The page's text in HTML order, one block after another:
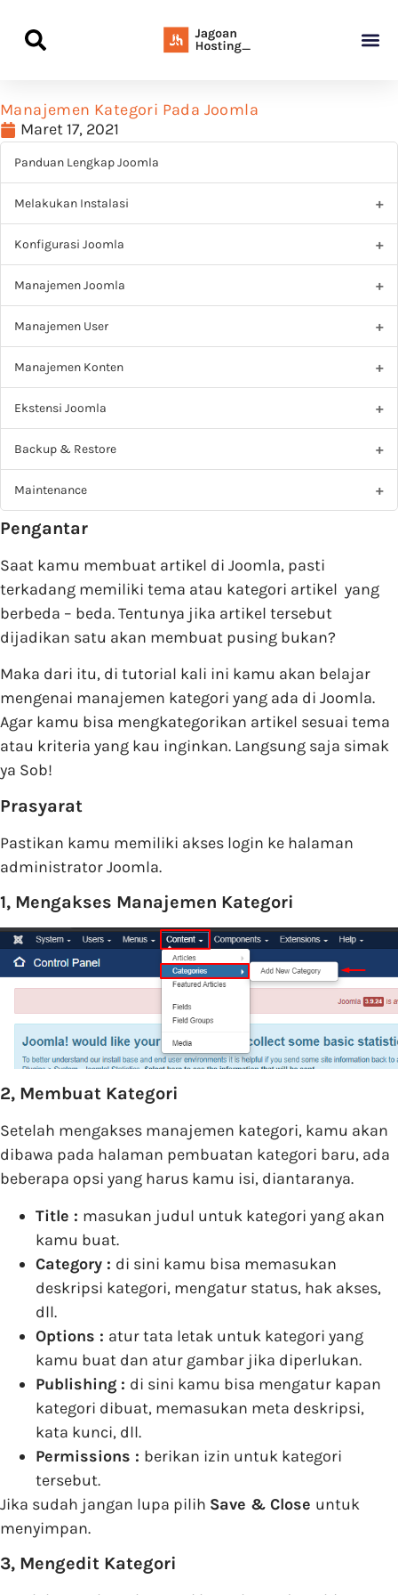
Manajemen Kategori Pada Joomla
Maret 17, 2021
Panduan Lengkap Joomla
Melakukan Instalasi
Konfigurasi Joomla
Manajemen Joomla
Manajemen User
Manajemen Konten
Ekstensi Joomla
Backup & Restore
Maintenance
Pengantar
Saat kamu membuat artikel di Joomla, pasti
terkadang memiliki tema atau kategori artikel yang
berbeda – beda. Tentunya jika artikel tersebut
dijadikan satu akan membuat pusing bukan?
Maka dari itu, di tutorial kali ini kamu akan belajar
mengenai manajemen kategori yang ada di Joomla.
Agar kamu bisa mengkategorikan artikel sesuai tema
atau kriteria yang kau inginkan. Langsung saja simak
ya Sob!
Prasyarat
Pastikan kamu memiliki akses login ke halaman
administrator Joomla.
1, Mengakses Manajemen Kategori
2, Membuat Kategori
Setelah mengakses manajemen kategori, kamu akan
dibawa pada halaman pembuatan kategori baru, ada
beberapa opsi yang harus kamu isi, diantaranya.
Title : masukan judul untuk kategori yang akan
kamu buat.
Category : di sini kamu bisa memasukan
deskripsi kategori, mengatur status, hak akses,
dll.
Options : atur tata letak untuk kategori yang
kamu buat dan atur gambar jika diperlukan.
Publishing : di sini kamu bisa mengatur kapan
kategori dibuat, memasukan meta deskripsi,
kata kunci, dll.
Permissions : berikan izin untuk kategori
tersebut.
Jika sudah jangan lupa pilih Save & Close untuk
menyimpan.
3, Mengedit Kategori